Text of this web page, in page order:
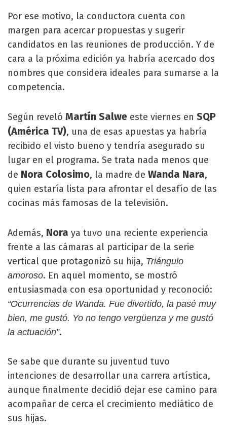
Por ese motivo, la conductora cuenta con
margen para acercar propuestas y sugerir
candidatos en las reuniones de producción. Y de
cara a la próxima edición ya habría acercado dos
nombres que considera ideales para sumarse a la
competencia.
Según reveló Martín Salwe este viernes en SQP
(América TV), una de esas apuestas ya habría
recibido el visto bueno y tendría asegurado su
lugar en el programa. Se trata nada menos que
de Nora Colosimo, la madre de Wanda Nara,
quien estaría lista para afrontar el desafío de las
cocinas más famosas de la televisión.
Además, Nora ya tuvo una reciente experiencia
frente a las cámaras al participar de la serie
vertical que protagonizó su hija, Triángulo
amoroso. En aquel momento, se mostró
entusiasmada con esa oportunidad y reconoció:
“Ocurrencias de Wanda. Fue divertido, la pasé muy
bien, me gustó. Yo no tengo vergüenza y me gustó
la actuación”.
Se sabe que durante su juventud tuvo
intenciones de desarrollar una carrera artística,
aunque finalmente decidió dejar ese camino para
acompañar de cerca el crecimiento mediático de
sus hijas.